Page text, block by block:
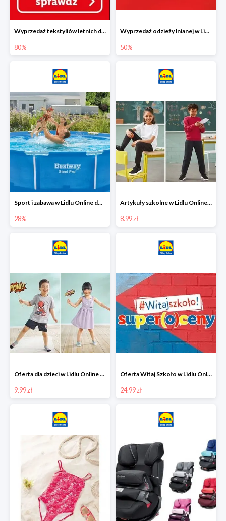
Wyprzedaż tekstyliów letnich dla dzieci w Lidlu Online do -80%
80%
Wyprzedaż odzieży lnianej w Lidlu Online do -50%
50%
Sport i zabawa w Lidlu Online do -28%
28%
Artykuły szkolne w Lidlu Online od 8,99 zł
8.99 zł
Oferta dla dzieci w Lidlu Online od 9,99 zł
9.99 zł
Oferta Witaj Szkoło w Lidlu Online od 24,99 zł
24.99 zł